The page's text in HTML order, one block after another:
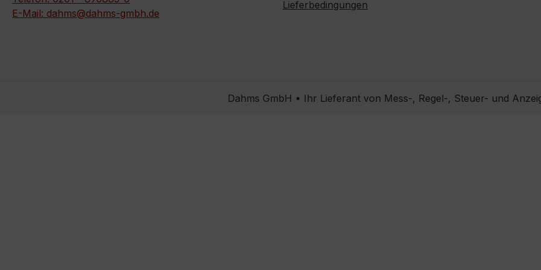
E-Mail: dahms@dahms-gmbh.de
Lieferbedingungen
Dahms GmbH • Ihr Lieferant von Mess-, Regel-, Steuer- und